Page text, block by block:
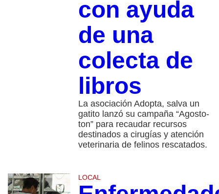
con ayuda
de una
colecta de
libros
La asociación Adopta, salva un
gatito lanzó su campaña “Agosto-
ton” para recaudar recursos
destinados a cirugías y atención
veterinaria de felinos rescatados.
LOCAL